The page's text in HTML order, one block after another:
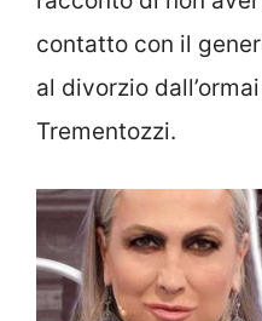
contatto con il
al divorzio
Trementozzi.